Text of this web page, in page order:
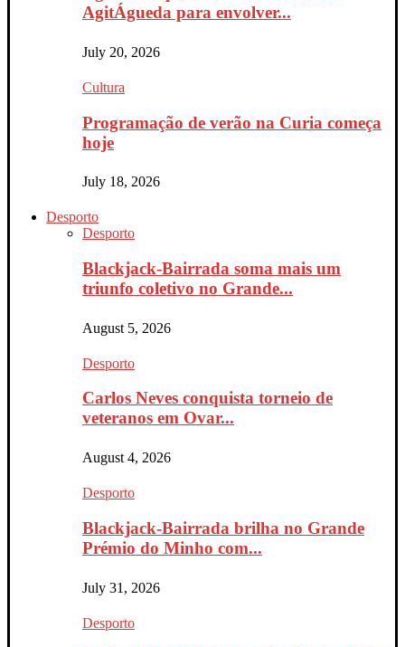
AgitÁgueda para envolver...
July 20, 2026
Cultura
Programação de verão na Curia começa
hoje
July 18, 2026
Desporto
Desporto
Blackjack-Bairrada soma mais um
triunfo coletivo no Grande...
August 5, 2026
Desporto
Carlos Neves conquista torneio de
veteranos em Ovar...
August 4, 2026
Desporto
Blackjack-Bairrada brilha no Grande
Prémio do Minho com...
July 31, 2026
Desporto